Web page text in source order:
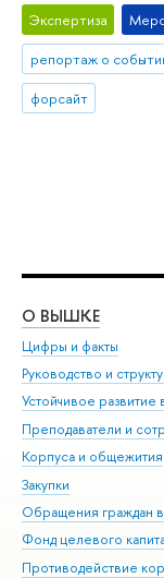
Экспертиза
репортаж о
форсайт
О ВЫШКЕ
Цифры и факты
Руководство и
Устойчивое
Преподаватели и
Корпуса и общежития
Закупки
Обращения граждан
Фонд целевого
Противодействие